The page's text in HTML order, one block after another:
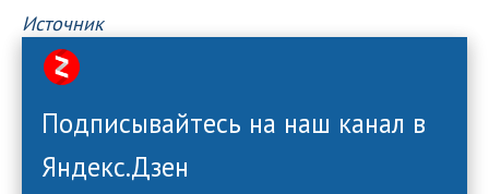
Источник
Подписывайтесь на наш канал в
Яндекс.Дзен